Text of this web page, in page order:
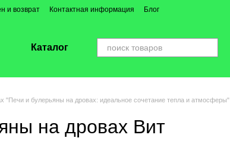
и возврат Контактная информация Блог
Каталог
"Печи и булерьяны на дровах: идеальное сочетание тепла и атмосферы"
на дровах Вит